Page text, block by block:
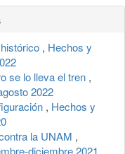
, Hechos y
se lo lleva el tren ,
2022
, Hechos y
la UNAM ,
diciembre 2021